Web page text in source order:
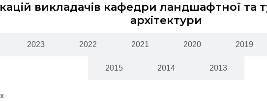
викладачів кафедри ландшафтної та
архітектури
2023 2022 2021 2020 2019
2015 2014 2013